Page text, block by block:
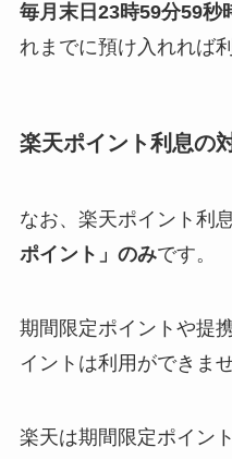
毎月末日23時59分59秒
れまでに預け入れれば
楽天ポイント利息の
なお、楽天ポイント利
ポイント」のみです。
期間限定ポイントや提
イントは利用ができませ
楽天は期間限定ポイン